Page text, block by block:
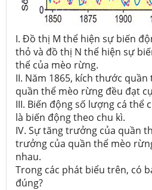
I. Đồ thị M thể hiện sự biến
thỏ và đồ thị N thể hiện sự
thể của mèo rừng.
II. Năm 1865, kích thước
quần thể mèo rừng đều đạt
III. Biến động số lượng cá thể
là biến động theo chu kì.
IV. Sự tăng trưởng của quần
trưởng của quần thể mèo
nhau.
Trong các phát biểu trên, có
đúng?